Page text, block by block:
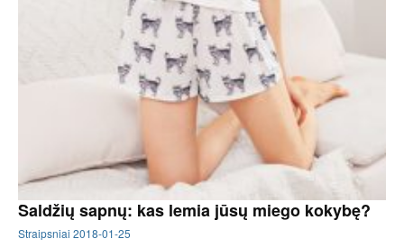
Saldžių sapnų: kas lemia jūsų miego kokybę?
Straipsniai 2018-01-25